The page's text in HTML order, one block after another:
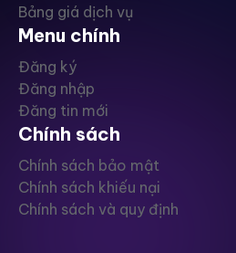
Bảng giá dịch vụ
Menu chính
Đăng ký
Đăng nhập
Đăng tin mới
Chính sách
Chính sách bảo mật
Chính sách khiếu nại
Chính sách và quy định